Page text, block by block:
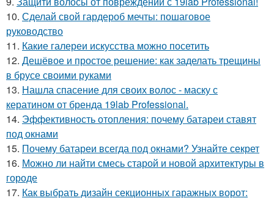
10. Сделай свой гардероб мечты: пошаговое
руководство
11. Какие галереи искусства можно посетить
12. Дешёвое и простое решение: как заделать трещины
в брусе своими руками
13. Нашла спасение для своих волос - маску с
кератином от бренда 19lab Professional.
14. Эффективность отопления: почему батареи ставят
под окнами
15. Почему батареи всегда под окнами? Узнайте секрет
16. Можно ли найти смесь старой и новой архитектуры в
городе
17. Как выбрать дизайн секционных гаражных ворот: